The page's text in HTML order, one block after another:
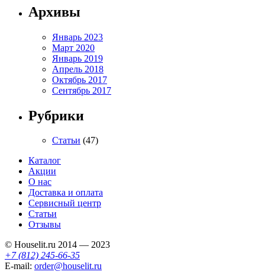
Архивы
Январь 2023
Март 2020
Январь 2019
Апрель 2018
Октябрь 2017
Сентябрь 2017
Рубрики
Статьи (47)
Каталог
Акции
О нас
Доставка и оплата
Сервисный центр
Статьи
Отзывы
© Houselit.ru 2014 — 2023
+7 (812) 245-66-35
E-mail: order@houselit.ru